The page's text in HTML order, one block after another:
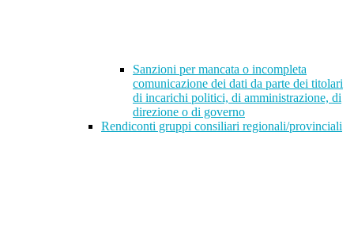
Sanzioni per mancata o incompleta
comunicazione dei dati da parte dei titolari
di incarichi politici, di amministrazione, di
direzione o di governo
Rendiconti gruppi consiliari regionali/provinciali